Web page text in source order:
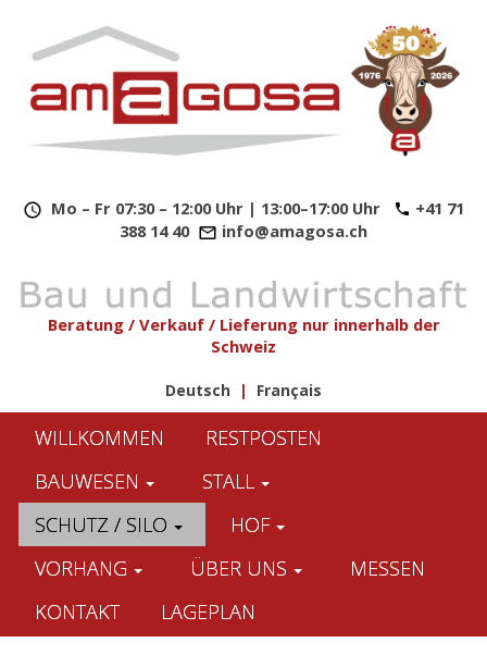
Mo – Fr 07:30 – 12:00 Uhr | 13:00–17:00 Uhr
+41 71
388 14 40
info@amagosa.ch
Beratung / Verkauf / Lieferung nur innerhalb der
Schweiz
Deutsch | Français
WILLKOMMEN
RESTPOSTEN
BAUWESEN
STALL
SCHUTZ / SILO
HOF
VORHANG
ÜBER UNS
MESSEN
KONTAKT
LAGEPLAN